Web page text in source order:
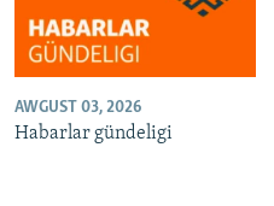
AWGUST 03, 2026
Habarlar gündeligi